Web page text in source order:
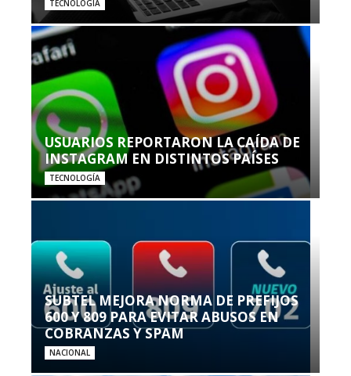
TECNOLOGÍA
USUARIOS REPORTARON LA CAÍDA DE
INSTAGRAM EN DISTINTOS PAÍSES
TECNOLOGÍA
SUBTEL MEJORA NORMA DE PREFIJOS
600 Y 809 PARA EVITAR ABUSOS EN
COBRANZAS Y SPAM
NACIONAL